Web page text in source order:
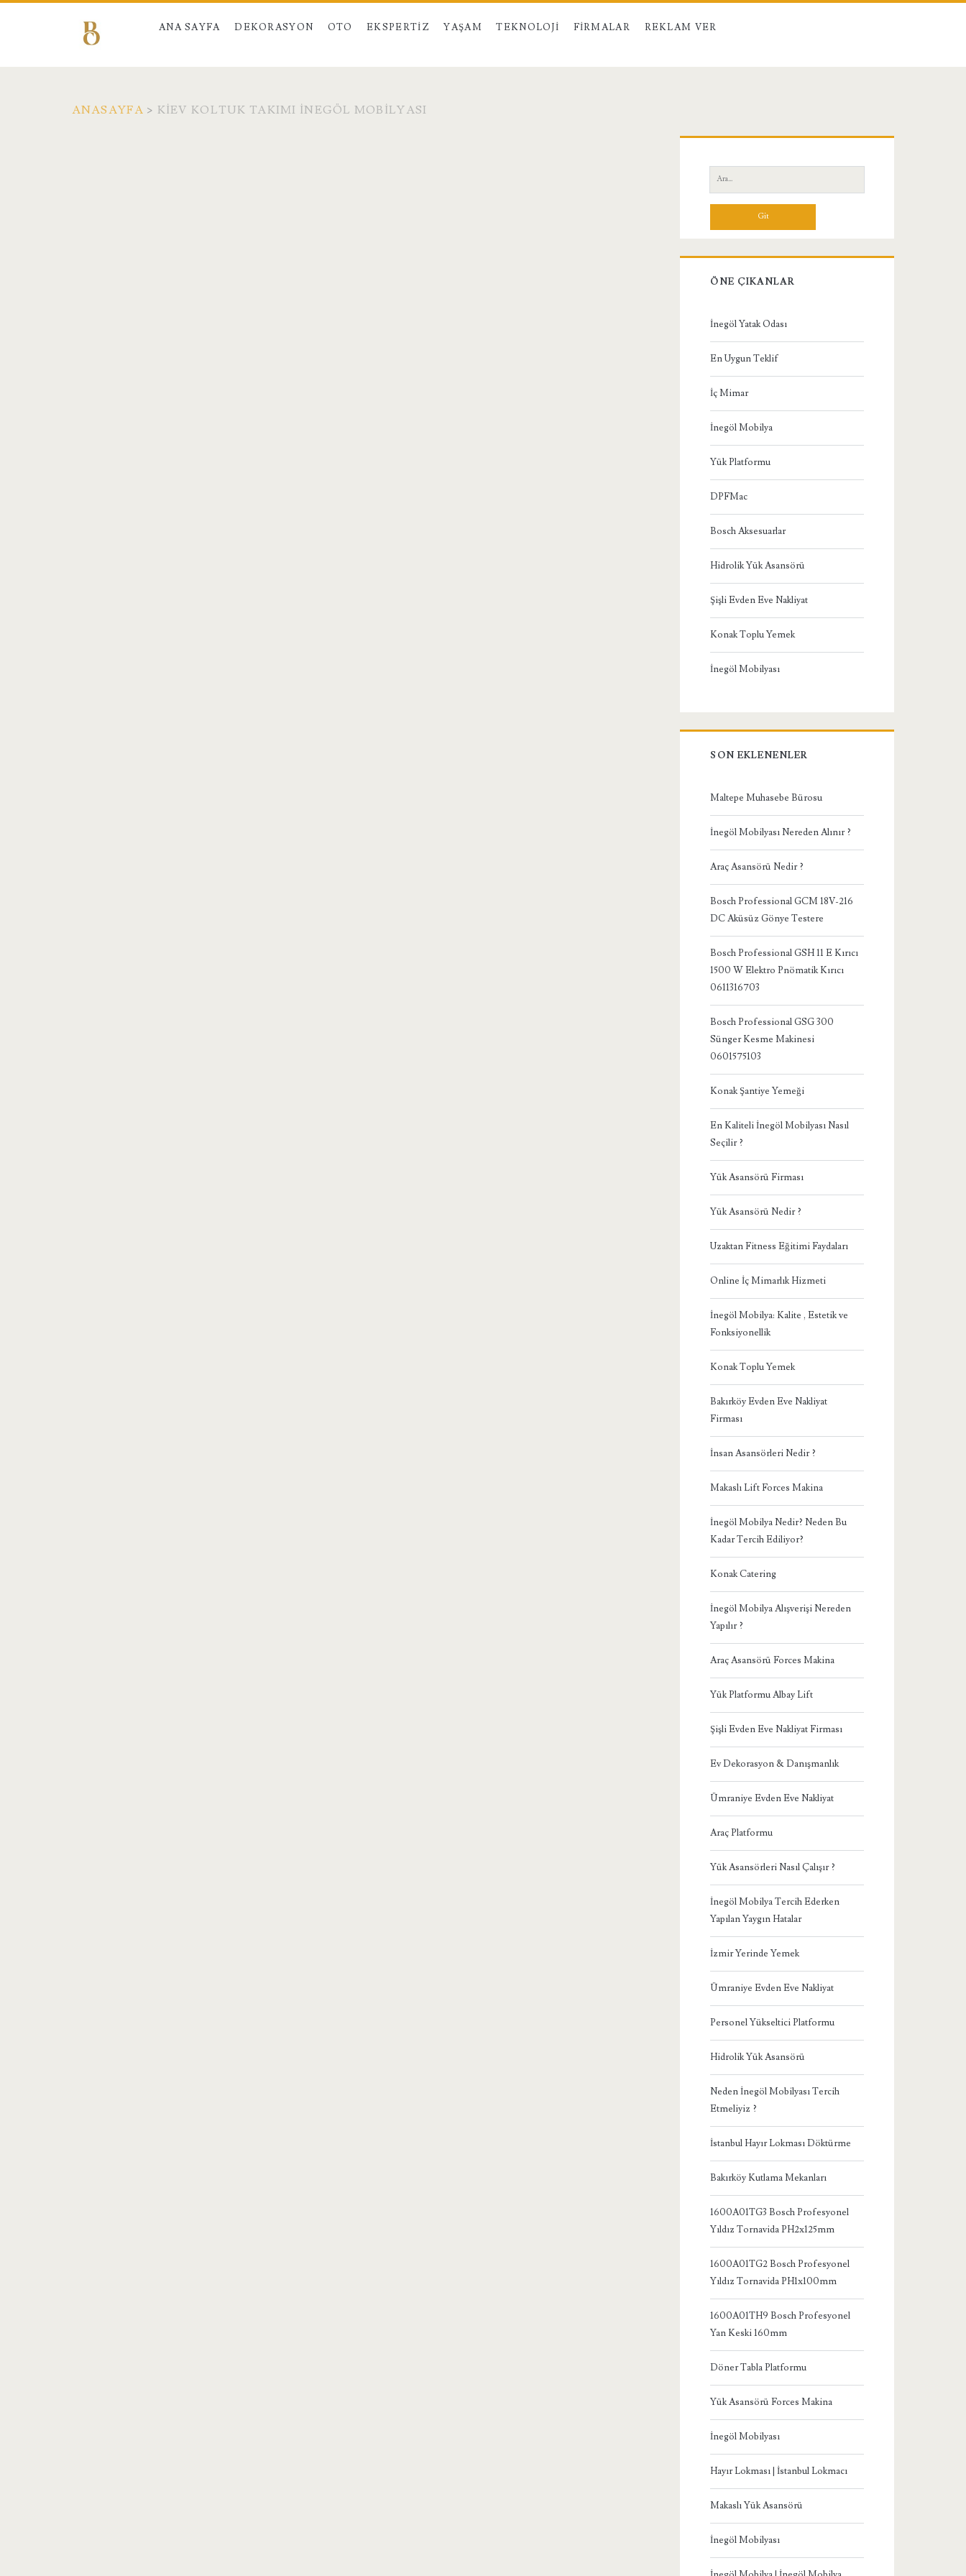
ANA SAYFA DEKORASYON OTO EKSPERTIZ YAŞAM TEKNOLOJI FIRMALAR REKLAM VER
ANASAYFA > KIEV KOLTUK TAKIMI İNEGÖL MOBILYASI
Yan
Menü
Ara:
ÖNE ÇIKANLAR
İnegöl Yatak Odası
En Uygun Teklif
İç Mimar
İnegöl Mobilya
Yük Platformu
DPFMac
Bosch Aksesuarlar
Hidrolik Yük Asansörü
Şişli Evden Eve Nakliyat
Konak Toplu Yemek
İnegöl Mobilyası
SON EKLENENLER
Maltepe Muhasebe Bürosu
İnegöl Mobilyası Nereden Alınır ?
Araç Asansörü Nedir ?
Bosch Professional GCM 18V-216
DC Aküsüz Gönye Testere
Bosch Professional GSH 11 E Kırıcı
1500 W Elektro Pnömatik Kırıcı
0611316703
Bosch Professional GSG 300
Sünger Kesme Makinesi
0601575103
Konak Şantiye Yemeği
En Kaliteli İnegöl Mobilyası Nasıl
Seçilir ?
Yük Asansörü Firması
Yük Asansörü Nedir ?
Uzaktan Fitness Eğitimi Faydaları
Online İç Mimarlık Hizmeti
İnegöl Mobilya: Kalite , Estetik ve
Fonksiyonellik
Konak Toplu Yemek
Bakırköy Evden Eve Nakliyat
Firması
İnsan Asansörleri Nedir ?
Makaslı Lift Forces Makina
İnegöl Mobilya Nedir? Neden Bu
Kadar Tercih Ediliyor?
Konak Catering
İnegöl Mobilya Alışverişi Nereden
Yapılır ?
Araç Asansörü Forces Makina
Yük Platformu Albay Lift
Şişli Evden Eve Nakliyat Firması
Ev Dekorasyon & Danışmanlık
Ümraniye Evden Eve Nakliyat
Araç Platformu
Yük Asansörleri Nasıl Çalışır ?
İnegöl Mobilya Tercih Ederken
Yapılan Yaygın Hatalar
İzmir Yerinde Yemek
Ümraniye Evden Eve Nakliyat
Personel Yükseltici Platformu
Hidrolik Yük Asansörü
Neden İnegöl Mobilyası Tercih
Etmeliyiz ?
İstanbul Hayır Lokması Döktürme
Bakırköy Kutlama Mekanları
1600A01TG3 Bosch Profesyonel
Yıldız Tornavida PH2x125mm
1600A01TG2 Bosch Profesyonel
Yıldız Tornavida PH1x100mm
1600A01TH9 Bosch Profesyonel
Yan Keski 160mm
Döner Tabla Platformu
Yük Asansörü Forces Makina
İnegöl Mobilyası
Hayır Lokması | İstanbul Lokmacı
Makaslı Yük Asansörü
İnegöl Mobilyası